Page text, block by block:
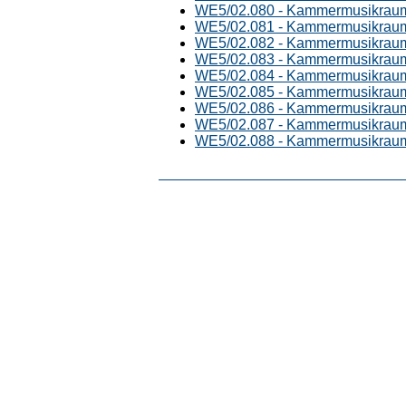
WE5/02.080 -
WE5/02.081 -
WE5/02.082 -
WE5/02.083 -
WE5/02.084 -
WE5/02.085 -
WE5/02.086 -
WE5/02.087 -
WE5/02.088 -